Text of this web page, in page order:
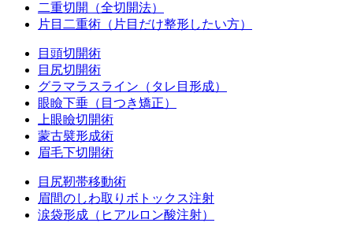
二重切開（全切開法）
片目二重術（片目だけ整形したい方）
目頭切開術
目尻切開術
グラマラスライン（タレ目形成）
眼瞼下垂（目つき矯正）
上眼瞼切開術
蒙古襞形成術
眉毛下切開術
目尻靭帯移動術
眉間のしわ取りボトックス注射
涙袋形成（ヒアルロン酸注射）